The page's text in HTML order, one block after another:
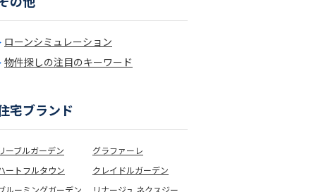
ローンシミュレーション
物件探しの注目のキーワード
宅ブランド
ーブルガーデン
グラファーレ
ートフルタウン
クレイドルガーデン